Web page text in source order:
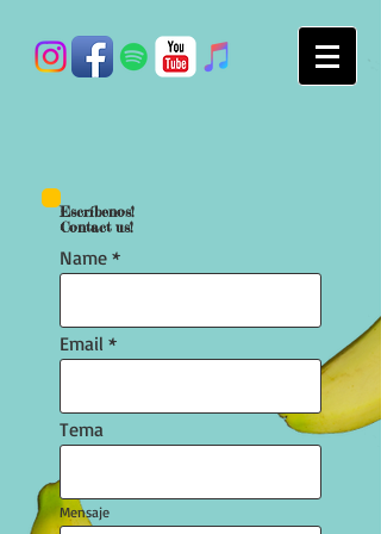
Escríbenos!
Contact us!
Name
Email
Tema
Mensaje